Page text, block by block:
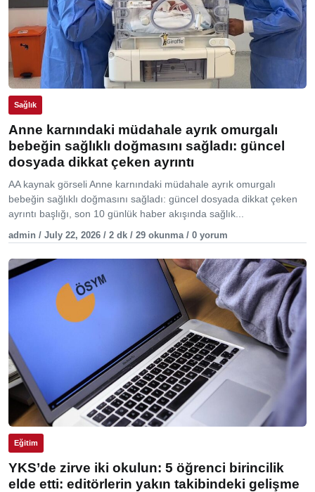
Sağlık
Anne karnındaki müdahale ayrık omurgalı
bebeğin sağlıklı doğmasını sağladı: güncel
dosyada dikkat çeken ayrıntı
AA kaynak görseli Anne karnındaki müdahale ayrık omurgalı
bebeğin sağlıklı doğmasını sağladı: güncel dosyada dikkat çeken
ayrıntı başlığı, son 10 günlük haber akışında sağlık...
admin / July 22, 2026 / 2 dk / 29 okunma / 0 yorum
Eğitim
YKS’de zirve iki okulun: 5 öğrenci birincilik
elde etti: editörlerin yakın takibindeki gelişme